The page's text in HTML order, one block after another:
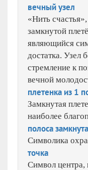
вечный узел
«Нить
замкнутой
являющийся
достатка. Узел
стремление к
вечной
плетенка из 1
Замкнутая
наиболее
полоса
Символика
точка
Символ центра,